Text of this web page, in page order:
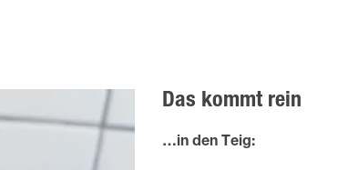
Das kommt rein
…in den Teig: